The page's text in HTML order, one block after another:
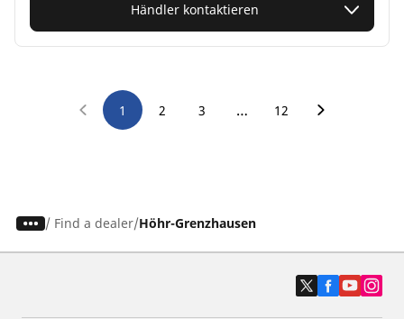
Händler kontaktieren
1 2 3 … 12
/ Find a dealer Höhr-Grenzhausen